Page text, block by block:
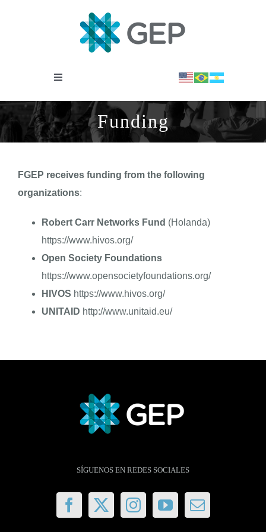
Toggle
INSTITUCIONAL
NOTICIAS
BIBLIOTECA
COVID-19
Funding
FGEP receives funding from the following
organizations:
Robert Carr Networks Fund (Holanda)
https://www.hivos.org/
Open Society Foundations
https://www.opensocietyfoundations.org/
HIVOS https://www.hivos.org/
UNITAID http://www.unitaid.eu/
SÍGUENOS EN REDES SOCIALES